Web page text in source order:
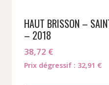
HAUT BRISSON –
– 2018
38,72 €
Prix dégressif : 32,91 €